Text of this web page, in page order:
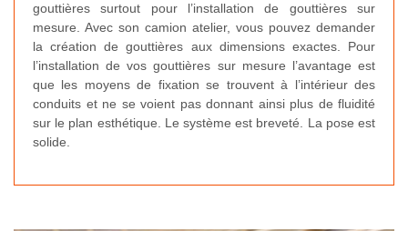
gouttières surtout pour l’installation de gouttières sur
mesure. Avec son camion atelier, vous pouvez demander
la création de gouttières aux dimensions exactes. Pour
l’installation de vos gouttières sur mesure l’avantage est
que les moyens de fixation se trouvent à l’intérieur des
conduits et ne se voient pas donnant ainsi plus de fluidité
sur le plan esthétique. Le système est breveté. La pose est
solide.